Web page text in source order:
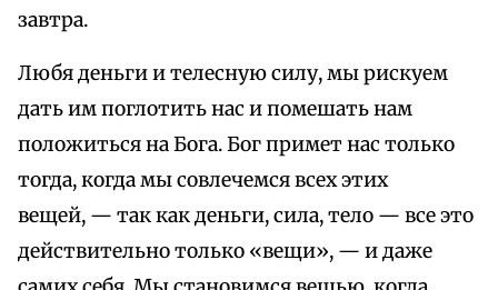
завтра.
Любя деньги и телесную силу, мы рискуем
дать им поглотить нас и помешать нам
положиться на Бога. Бог примет нас только
тогда, когда мы совлечемся всех этих
вещей, — так как деньги, сила, тело — все это
действительно только «вещи», — и даже